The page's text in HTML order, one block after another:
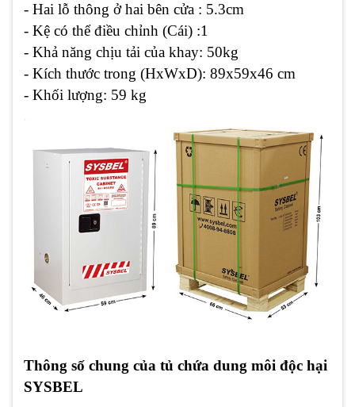
- Hai lỗ thông ở hai bên cửa : 5.3cm
- Kệ có thể điều chỉnh (Cái) :1
- Khả năng chịu tải của khay: 50kg
- Kích thước trong (HxWxD): 89x59x46 cm
- Khối lượng: 59 kg
Thông số chung của tủ chứa dung môi độc hại
SYSBEL